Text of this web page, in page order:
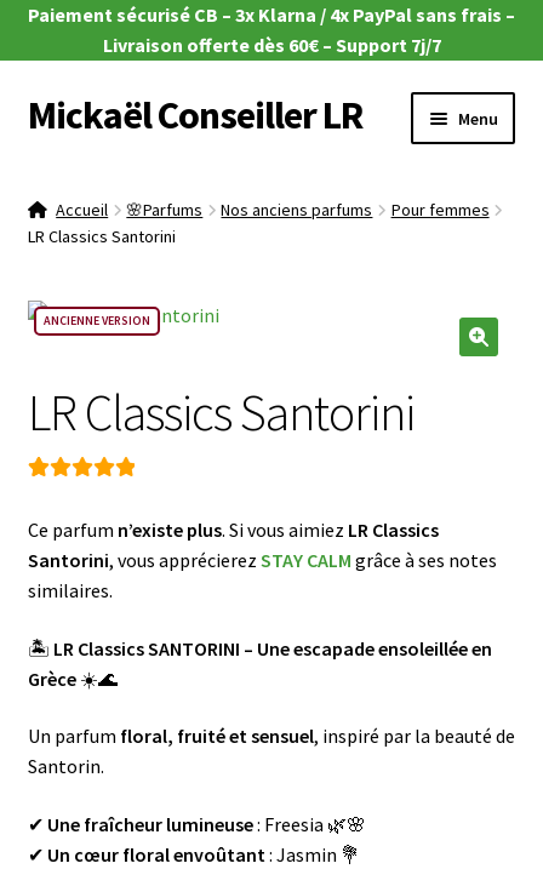
Paiement sécurisé CB – 3x Klarna / 4x PayPal sans frais –
Livraison offerte dès 60€ – Support 7j/7
Aller
à
navigation
Aller
au
Mickaël Conseiller LR Menu
🌿Aloe Vera
enfant
🧴Zeitgard
le
menu
Ouvrir
🦠MicroSilver
menu
🌸Parfums
Ouvrir
enfant
Blog
Shop LR Officiel
Devenir Partenaire LR
Accueil 🌸Parfums Nos anciens parfums
Pour femmes
LR Classics Santorini
LR Classics Santorini
sur 5
basé sur
notatio
client
Ce parfum n’existe plus. Si vous aimiez LR Classics
Santorini, vous apprécierez STAY CALM grâce à ses notes
similaires.
🏝️ LR Classics SANTORINI – Une escapade ensoleillée en
Grèce☀️🌊
Un parfum floral, fruité et sensuel, inspiré par la beauté de
Santorin.
✔ Une fraîcheur lumineuse: Freesia 🌿🌸
✔ Un cœur floral envoûtant: Jasmin 💐
ANCIENNE VERSION